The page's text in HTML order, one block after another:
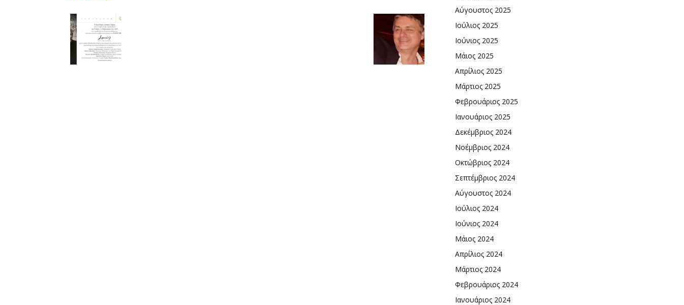
Αύγουστος 2025
Ιούλιος 2025
Ιούνιος 2025
Μάιος 2025
Απρίλιος 2025
Μάρτιος 2025
Φεβρουάριος 2025
Ιανουάριος 2025
Δεκέμβριος 2024
Νοέμβριος 2024
Οκτώβριος 2024
Σεπτέμβριος 2024
Αύγουστος 2024
Ιούλιος 2024
Ιούνιος 2024
Μάιος 2024
Απρίλιος 2024
Μάρτιος 2024
Φεβρουάριος 2024
Ιανουάριος 2024